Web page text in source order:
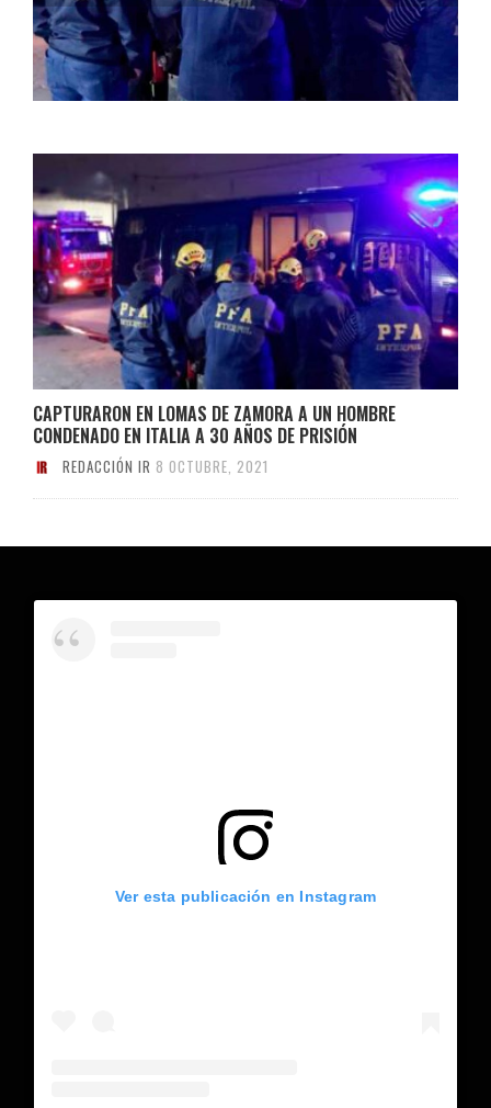
CAPTURARON EN LOMAS DE ZAMORA A UN HOMBRE
CONDENADO EN ITALIA A 30 AÑOS DE PRISIÓN
REDACCIÓN IR 8 OCTUBRE, 2021
Ver esta publicación en Instagram